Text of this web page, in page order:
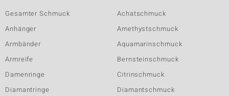
Gesamter Schmuck
Anhänger
Armbänder
Armreife
Damenringe
Diamantringe
Achatschmuck
Amethystschmuck
Aquamarinschmuck
Bernsteinschmuck
Citrinschmuck
Diamantschmuck